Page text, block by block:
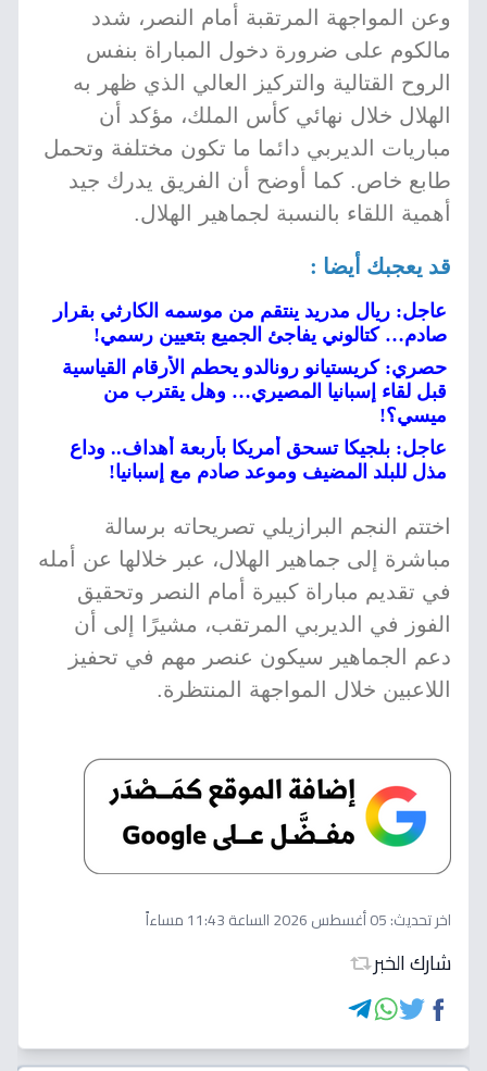
وعن المواجهة المرتقبة أمام النصر، شدد
مالكوم على ضرورة دخول المباراة بنفس
الروح القتالية والتركيز العالي الذي ظهر به
الهلال خلال نهائي كأس الملك، مؤكد أن
مباريات الديربي دائما ما تكون مختلفة وتحمل
طابع خاص. كما أوضح أن الفريق يدرك جيد
أهمية اللقاء بالنسبة لجماهير الهلال.
قد يعجبك أيضا :
عاجل: ريال مدريد ينتقم من موسمه الكارثي بقرار
صادم… كتالوني يفاجئ الجميع بتعيين رسمي!
حصري: كريستيانو رونالدو يحطم الأرقام القياسية
قبل لقاء إسبانيا المصيري… وهل يقترب من
ميسي؟!
عاجل: بلجيكا تسحق أمريكا بأربعة أهداف.. وداع
مذل للبلد المضيف وموعد صادم مع إسبانيا!
اختتم النجم البرازيلي تصريحاته برسالة
مباشرة إلى جماهير الهلال، عبر خلالها عن أمله
في تقديم مباراة كبيرة أمام النصر وتحقيق
الفوز في الديربي المرتقب، مشيرًا إلى أن
دعم الجماهير سيكون عنصر مهم في تحفيز
اللاعبين خلال المواجهة المنتظرة.
اخر تحديث:05 أغسطس 2026 الساعة 11:43 مساءاً
شارك الخبر